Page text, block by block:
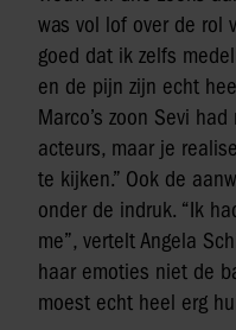
was vol lof over de rol
goed dat ik zelfs
en de pijn zijn echt
Marco’s zoon Sevi
acteurs, maar je
te kijken.” Ook de
onder de indruk. “Ik
me”, vertelt Angela
haar emoties niet de
moest echt heel erg